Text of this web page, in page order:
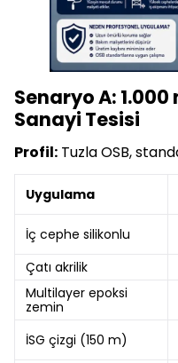
Senaryo A:
Sanayi Tesisi
Profil: Tuzla OSB,
Uygulama
İç cephe silikonlu
Çatı akrilik
Multilayer epoksi
zemin
İSG çizgi (150 m)